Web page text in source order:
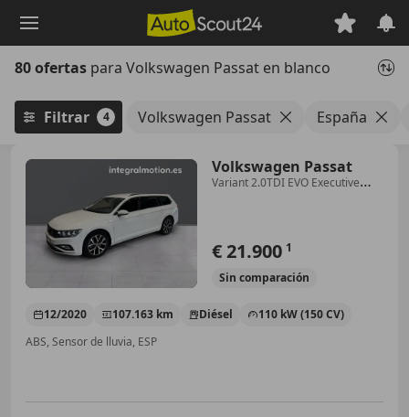
principal
80 ofertas para Volkswagen Passat en blanco
Filtrar 4 Volkswagen Passat España
Volkswagen Passat
Variant 2.0TDI EVO Executive
€ 21.900 1
Sin comparación
12/2020 107.163 km Diésel
110 kW (150 CV)
ABS, Sensor de lluvia, ESP